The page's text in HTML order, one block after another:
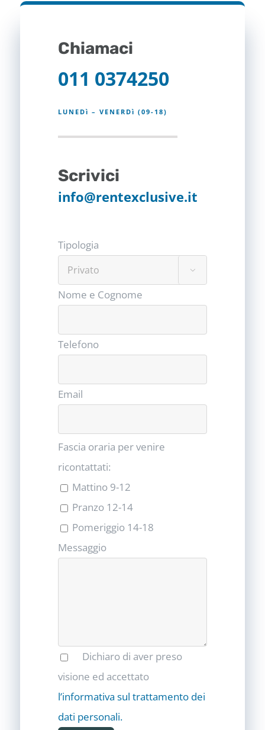
Chiamaci
011 0374250
LUNEDì – VENERDì (09-18)
Scrivici
info@rentexclusive.it
Tipologia

Nome e Cognome
Telefono
Email
Fascia oraria per venire
ricontattati:
Mattino 9-12
Pranzo 12-14
Pomeriggio 14-18
Messaggio
Dichiaro di aver preso
visione ed accettato
l’informativa sul trattamento dei
dati personali.